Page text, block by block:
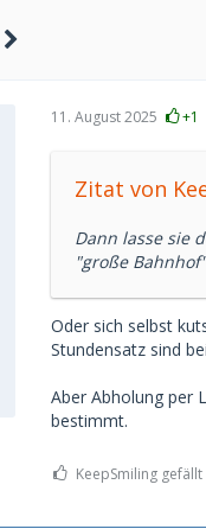
11. August 2025 +1
Zitat von
Dann lasse sie
"große
Oder sich selbst
Stundensatz sind
Aber Abholung per
bestimmt.
KeepSmiling gefällt